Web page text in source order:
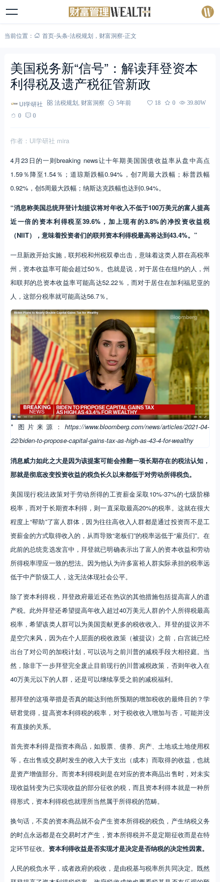
当前位置： 首页-头条-法税规划， 财富洞察-正文
美国税务新“信号”：解读拜登资本
利得税及遗产税征管新政
UI学研社 法税规划 财富洞察 5年前 18 0
39.80W
0
0
作者：UI学研社 mira
4月23日的一则breaking news让十年期美国国债收益率从盘中高点
1.59％降至1.54％；道琼斯跌幅0.94%，创7周最大跌幅；标普跌幅
0.92%，创5周最大跌幅；纳斯达克跌幅也达到0.94%。
“消息称美国总统拜登计划提议将对年收入不低于100万美元的富人提高
近一倍的资本利得税至39.6%，加上现有的3.8%的净投资收益税
（NIIT），意味着投资者们的联邦资本利得税最高将达到43.4%。”
一旦新政开始实施，联邦税和州税双拳出击，意味着这类人群在高税率
州，资本收益率可能会超过50％。也就是说，对于居住在纽约的人，州
和联邦的总资本收益率可能高达52.22％，而对于居住在加利福尼亚的
人，这部分税率就可能高达56.7％。
* 图片来源： https://www.bloomberg.com/news/articles/2021-04-
22/biden-to-propose-capital-gains-tax-as-high-as-43-4-for-wealthy
消息威力如此之大是因为该提案可能会推翻一项长期存在的税法认知，
那就是彻底改变投资收益的税负长久以来都低于对劳动所得税负。
美国现行税法政策对于劳动所得的工资薪金采取10%-37%的七级阶梯
税率，而对于长期资本利得，则一直采取最高20%的税率。这就在很大
程度上“帮助”了富人群体，因为往往高收入人群都是通过投资而不是工
资薪金的方式取得收入的，从而导致“老板们”的税率远低于“雇员们”。在
此前的总统竞选发言中，拜登就已明确表示出了富人的资本收益和劳动
所得税率理应一致的想法。因为他认为许多富裕人群实际承担的税率远
低于中产阶级工人，这无法体现社会公平。
除了资本利得税，拜登政府最近还在热议的其他措施包括提高富人的遗
产税。此外拜登还希望提高年收入超过40万美元人群的个人所得税最高
税率，希望该类人群可以为美国贡献更多的税收收入。拜登的提议并不
是空穴来风，因为在个人层面的税收政策（被提议）之前，白宫就已经
出台了对公司的加税计划，可以说与之前川普的减税手段大相径庭。当
然，除非下一步拜登完全废止目前现行的川普减税政策，否则年收入在
40万美元以下的人群，还是可以继续享受之前的减税福利。
那拜登的这项举措是否真的能达到他所预期的增加税收的最终目的？学
研君觉得，提高资本利得税的税率，对于税收收入增加与否，可能并没
有直接的关系。
首先资本利得是指资本商品，如股票、债券、房产、土地或土地使用权
等，在出售或交易时发生的收入大于支出（成本）而取得的收益，也就
是资产增值部分。而资本利得税则是在对应的资本商品出售时，对未实
现收益转变为已实现收益的部分征收的税，而且资本利得本就是一种所
得形式，资本利得税也就理所当然属于所得税的范畴。
换句话，不卖的资本商品就不会产生资本所得税的税负，产生纳税义务
的时点永远都是在交易时才产生，资本所得税并不是定期征收而是在特
定环节征收。 资本利得收益是否实现才是决定是否纳税的决定性因素。
人民的税负水平，或者政府的税收，是由税基与税率所共同决定。既然